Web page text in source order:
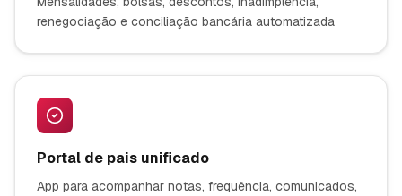
renegociação e conciliação bancária automatizada
Portal de pais unificado
App para acompanhar notas, frequência, comunicados,